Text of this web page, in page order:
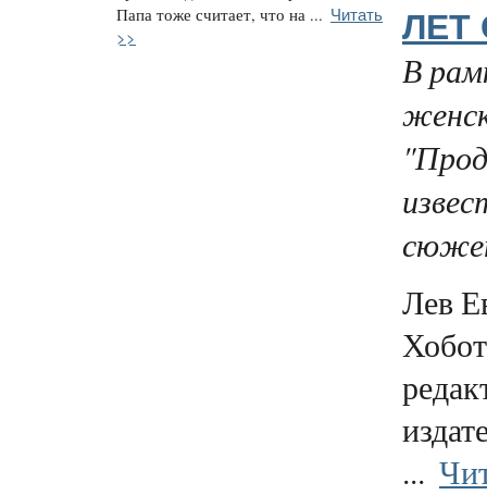
Папа тоже считает, что на ... Читать
>>
ЛЕТ
В
Лев
...